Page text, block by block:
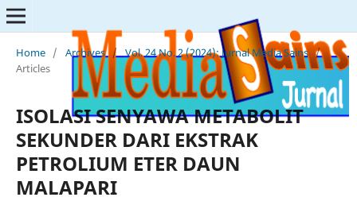
Home / Archives / Vol. 24 No. 2 (2024): Jurnal Media Sains /
Articles
ISOLASI SENYAWA METABOLIT
SEKUNDER DARI EKSTRAK
PETROLIUM ETER DAUN
MALAPARI